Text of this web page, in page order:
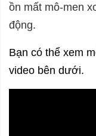
ồn mất mô-men
động.
Bạn có thể xem
video bên dưới.